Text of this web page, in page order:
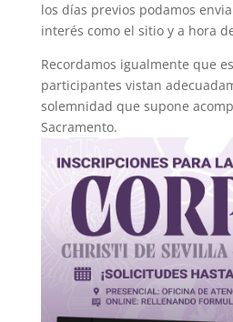
los días previos podamos
interés como el sitio y a hora
Recordamos igualmente que
participantes vistan
solemnidad que supone
Sacramento.